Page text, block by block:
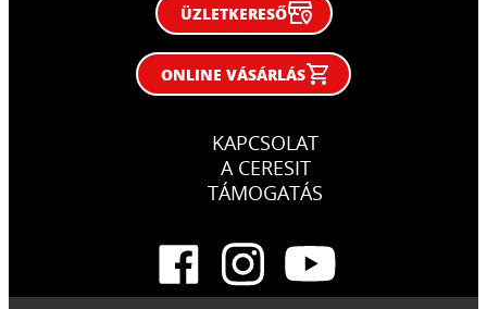
ÜZLETKERESŐ
ONLINE VÁSÁRLÁS
KAPCSOLAT
A CERESIT
TÁMOGATÁS